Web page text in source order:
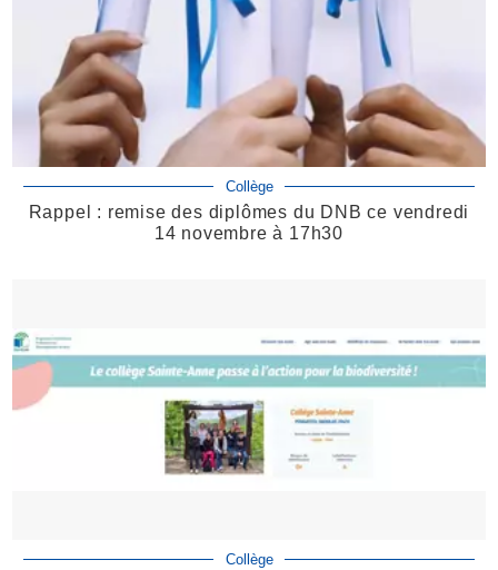
Collège
Rappel : remise des diplômes du DNB ce vendredi
14 novembre à 17h30
Collège